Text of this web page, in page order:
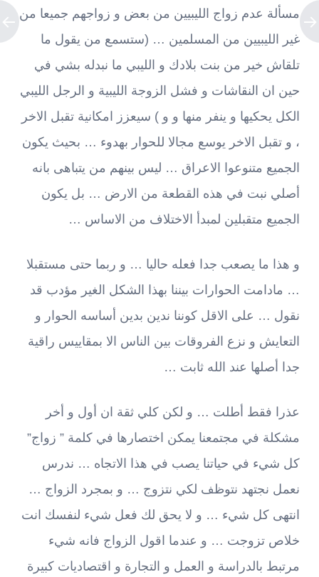
مسألة عدم زواج الليبيين من بعض و زواجهم جميعا من
غير الليبيين من المسلمين … (ستسمع من يقول ما
تلقاش خير من بنت بلادك و الليبي ما نبدله بشي في
حين ان النقاشات و فشل الزوجة الليبية و الرجل الليبي
الكل يحكيها و ينفر منها و و ) سيعزز امكانية تقبل الاخر
، و تقبل الاخر يوسع مجالا للحوار بهدوء … بحيث يكون
الجميع متنوعوا الاعراق … ليس بينهم من يتباهى بانه
أصلي نبت في هذه القطعة من الارض … بل يكون
الجميع متقبلين لمبدأ الاختلاف من الاساس …
و هذا ما يصعب جدا فعله حاليا … و ربما حتى مستقبلا
… مادامت الحوارات بيننا بهذا الشكل الغير مؤدب قد
نقول … على الاقل كوننا ندين بدين أساسه الحوار و
التعايش و نزع الفروقات بين الناس الا بمقاييس راقية
جدا أصلها عند الله ثابت …
عذرا فقط أطلت … و لكن كلي ثقة ان أول و أخر
مشكلة في مجتمعنا يمكن اختصارها في كلمة ” زواج”
كل شيء في حياتنا يصب في هذا الاتجاه … ندرس
نعمل نجتهد نتوظف لكي نتزوج … و بمجرد الزواج …
انتهى كل شيء … و لا يحق لك فعل شيء لنفسك انت
خلاص تزوجت … و عندما اقول الزواج فانه شيء
مرتبط بالدراسة و العمل و التجارة و اقتصاديات كبيرة